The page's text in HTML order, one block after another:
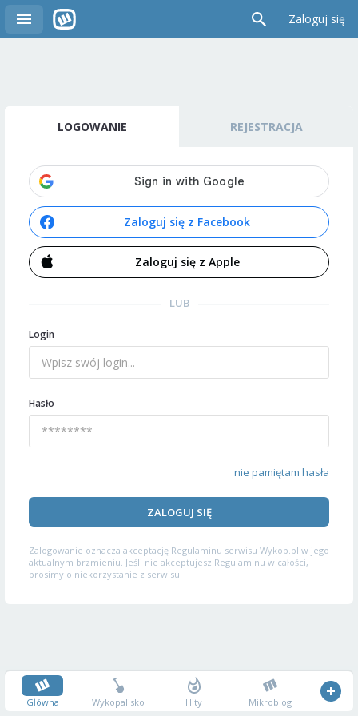
Zaloguj się
LOGOWANIE REJESTRACJA
Zaloguj się z Facebook
Zaloguj się z Apple
LUB
Login
Hasło
nie pamiętam hasła
ZALOGUJ SIĘ
Zalogowanie oznacza akceptację Regulaminu serwisu Wykop.pl w jego
aktualnym brzmieniu. Jeśli nie akceptujesz Regulaminu w całości,
prosimy o niekorzystanie z serwisu.
Główna Wykopalisko Hity Mikroblog